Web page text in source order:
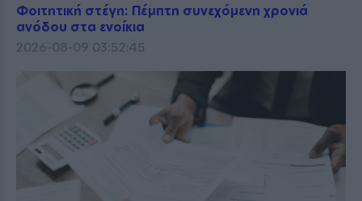
Φοιτητική στέγη: Πέμπτη συνεχόμενη χρονιά
ανόδου στα ενοίκια
2026-08-09 03:52:45